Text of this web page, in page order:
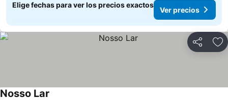
Elige fechas para ver los precios exactos
Ver precios
Compartir
Nosso Lar